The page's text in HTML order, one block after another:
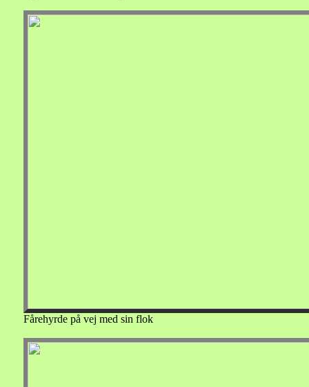
Fårehyrde på vej med sin flok